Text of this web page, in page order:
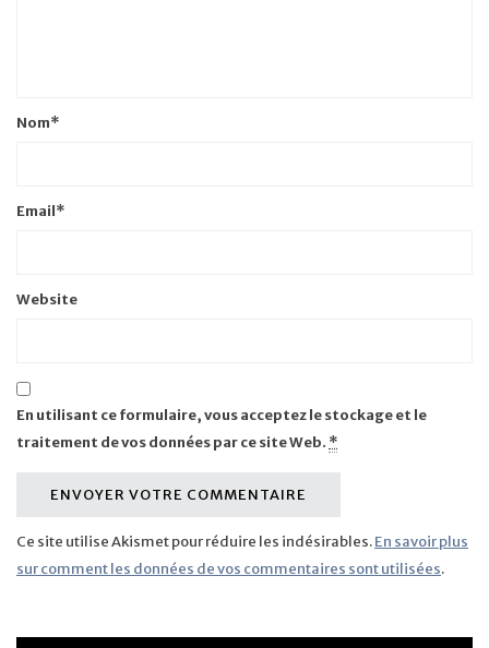
Nom*
Email*
Website
En utilisant ce formulaire, vous acceptez le stockage et le
traitement de vos données par ce site Web. *
Ce site utilise Akismet pour réduire les indésirables.En savoir plus
sur comment les données de vos commentaires sont utilisées.